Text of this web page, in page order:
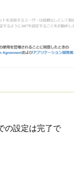
の設定は完了で